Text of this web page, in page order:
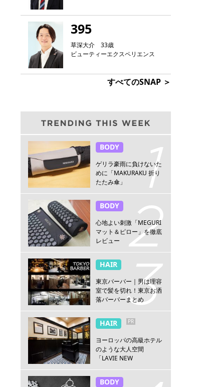
395
草深大介 33歳
ビューティーエクスペリエンス
すべてのSNAP ＞
BODY
ゲリラ豪雨に負けないた
めに「MAKURAKU 折り
たたみ傘」
BODY
心地よい刺激「MEGURI
マット＆ピロー」を徹底
レビュー
HAIR
東京バーバー｜男は理容
室で髪を切れ！東京お洒
落バーバーまとめ
HAIR PR
ヨーロッパの高級ホテル
のような大人空間
「LAVIE NEW
店」
BODY